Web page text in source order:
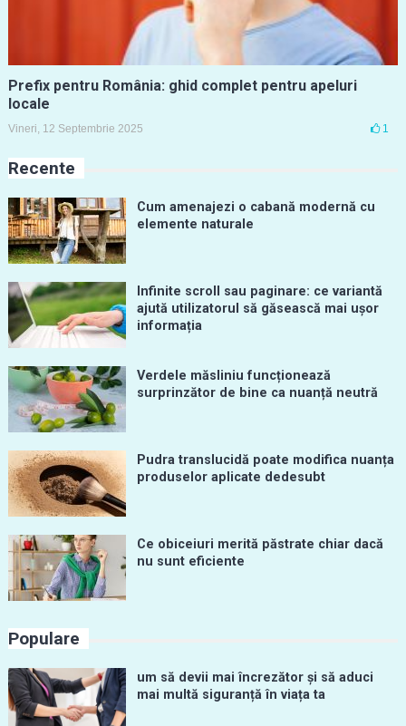
Prefix pentru România: ghid complet pentru apeluri
locale
Vineri, 12 Septembrie 2025 1
Recente
Cum amenajezi o cabană modernă cu
elemente naturale
Infinite scroll sau paginare: ce variantă
ajută utilizatorul să găsească mai ușor
informația
Verdele măsliniu funcționează
surprinzător de bine ca nuanță neutră
Pudra translucidă poate modifica nuanța
produselor aplicate dedesubt
Ce obiceiuri merită păstrate chiar dacă
nu sunt eficiente
Populare
um să devii mai încrezător și să aduci
mai multă siguranță în viața ta